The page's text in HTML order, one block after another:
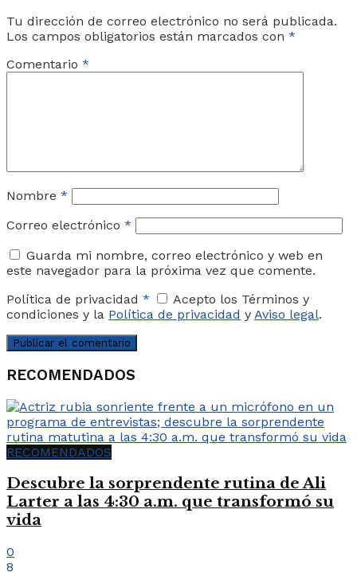
Tu dirección de correo electrónico no será publicada.
Los campos obligatorios están marcados con *
Comentario *
Nombre *
Correo electrónico *
Guarda mi nombre, correo electrónico y web en
este navegador para la próxima vez que comente.
Política de privacidad *
Acepto los Términos y
condiciones y la Política de privacidad y Aviso legal.
RECOMENDADOS
RECOMENDADOS
Descubre la sorprendente rutina de Ali
Larter a las 4:30 a.m. que transformó su
vida
0
8